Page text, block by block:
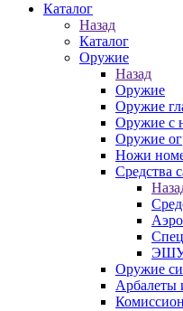
Каталог
Назад
Каталог
Оружие
Назад
Оружие
Оружие
Оружие с
Оружие
Ножи
Средства
Оружие
Арбалеты